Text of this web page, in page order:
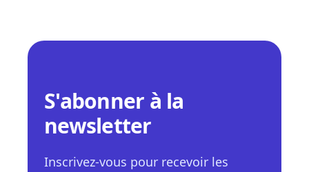
S'abonner à la
newsletter
Inscrivez-vous pour recevoir les